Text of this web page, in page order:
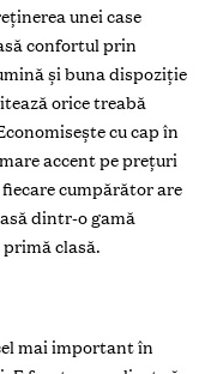
unei case
confortul prin
şi buna dispoziţie
orice treabă
cu cap în
accent pe preţuri
cumpărător are
dintr-o gamă
clasă.
mai important în